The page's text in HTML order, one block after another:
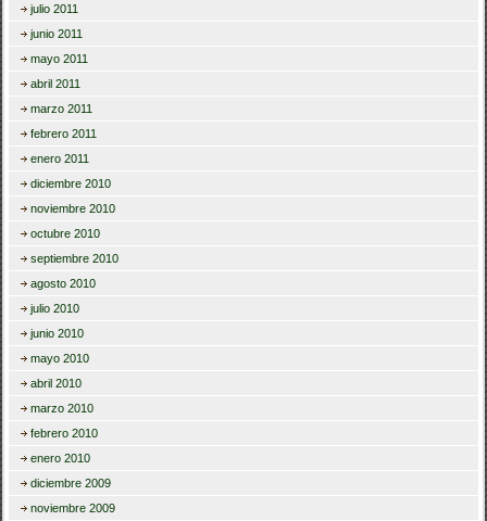
julio 2011
junio 2011
mayo 2011
abril 2011
marzo 2011
febrero 2011
enero 2011
diciembre 2010
noviembre 2010
octubre 2010
septiembre 2010
agosto 2010
julio 2010
junio 2010
mayo 2010
abril 2010
marzo 2010
febrero 2010
enero 2010
diciembre 2009
noviembre 2009